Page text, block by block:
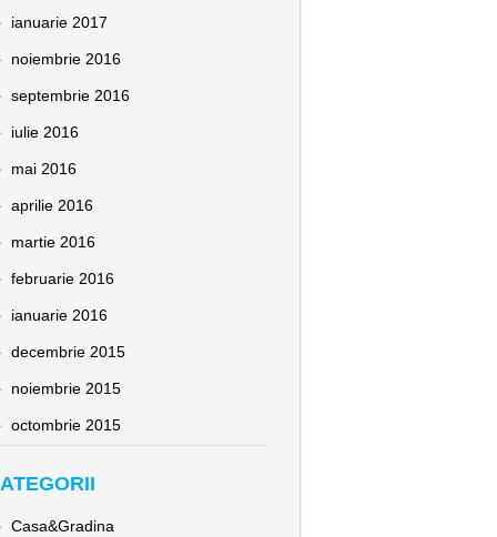
ianuarie 2017
noiembrie 2016
septembrie 2016
iulie 2016
mai 2016
aprilie 2016
martie 2016
februarie 2016
ianuarie 2016
decembrie 2015
noiembrie 2015
octombrie 2015
Casa&Gradina